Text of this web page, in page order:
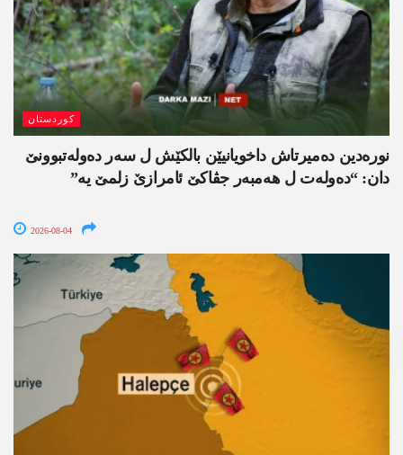
کوردستان
نورەدین دەمیرتاش داخویانیێن بالکێش ل سەر دەولەتبوونێ
دان: “دەولەت ل ھەمبەر جڤاکێ ئامرازێ زلمێ یە”
2026-08-04